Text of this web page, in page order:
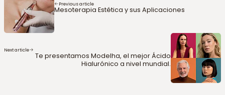
Previous article
Mesoterapia Estética y sus Aplicaciones
Next article
Te presentamos Modelha, el mejor Ácido
Hialurónico a nivel mundial.